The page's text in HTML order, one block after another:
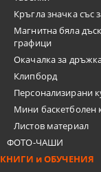
Кръгла значка със
Магнитна бяла
графици
Окачалка за
Клипборд
Персонализирани
Мини баскетболен
Листов материал
ФОТО-ЧАШИ
КНИГИ и ОБУЧЕНИЯ